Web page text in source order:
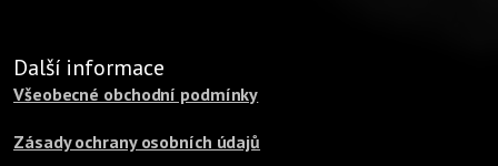
Další informace
Všeobecné obchodní podmínky
Zásady ochrany osobních údajů